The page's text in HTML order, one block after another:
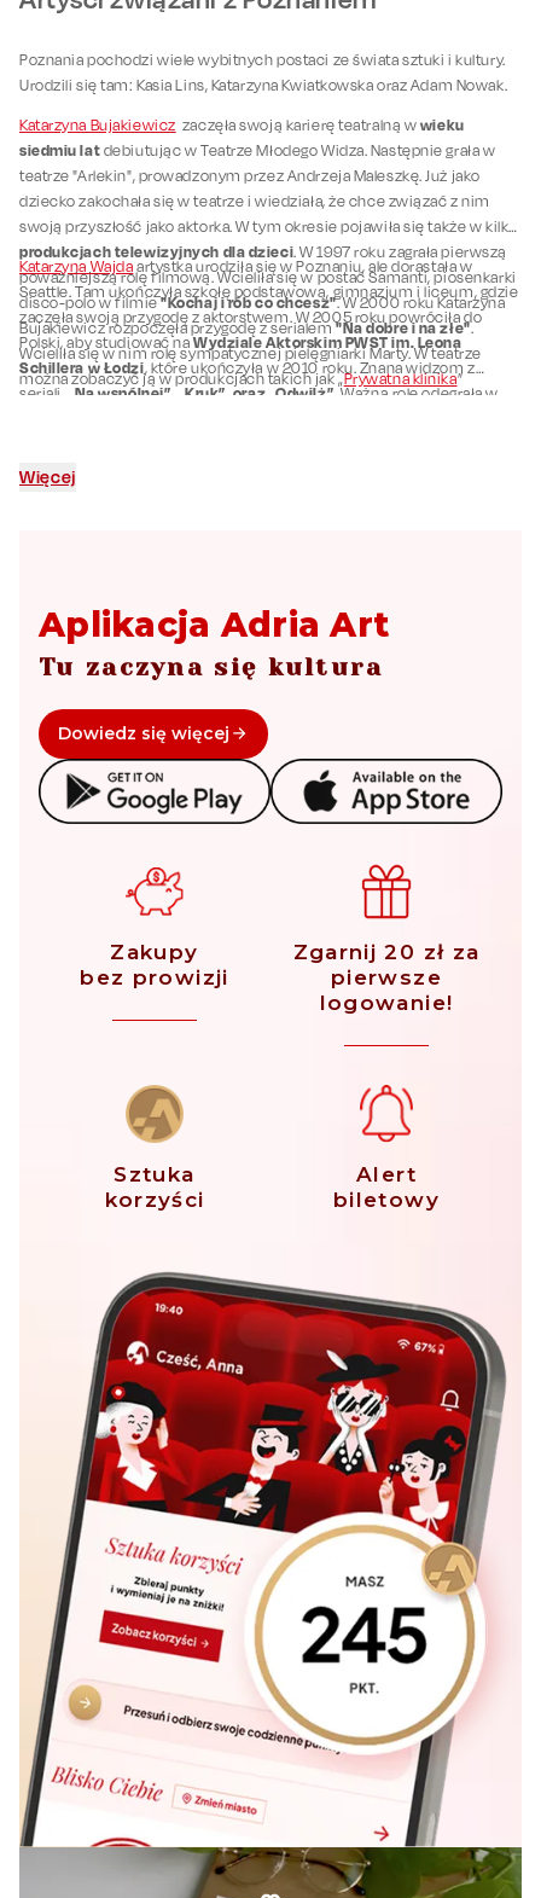
Poznania pochodzi wiele wybitnych postaci ze świata sztuki i kultury.
Urodzili się tam: Kasia Lins, Katarzyna Kwiatkowska oraz Adam Nowak.
Katarzyna Bujakiewicz zaczęła swoją karierę teatralną w wieku
siedmiu lat debiutując w Teatrze Młodego Widza. Następnie grała w
teatrze "Arlekin", prowadzonym przez Andrzeja Maleszkę. Już jako
dziecko zakochała się w teatrze i wiedziała, że chce związać z nim
swoją przyszłość jako aktorka. W tym okresie pojawiła się także w kilku
produkcjach telewizyjnych dla dzieci. W 1997 roku zagrała pierwszą
poważniejszą rolę filmową. Wcieliła się w postać Samanti, piosenkarki
disco-polo w filmie"Kochaj i rób co chcesz". W 2000 roku Katarzyna
Bujakiewicz rozpoczęła przygodę z serialem"Na dobre i na złe".
Wcieliła się w nim rolę sympatycznej pielęgniarki Marty. W teatrze
można zobaczyć ją w produkcjach takich jak „Prywatna klinika”
Katarzyna Wajda artystka urodziła się w Poznaniu, ale dorastała w
Seattle. Tam ukończyła szkołę podstawową, gimnazjum i liceum, gdzie
zaczęła swoją przygodę z aktorstwem. W 2005 roku powróciła do
Polski, aby studiować naWydziale Aktorskim PWST im. Leona
Schillera w Łodzi, które ukończyła w 2010 roku. Znana widzom z
seriali
„Na wspólnej”, „Kruk”, oraz „Odwilż”. Ważną rolę odegrała w
Więcej
Aplikacja Adria Art
Tu zaczyna się kultura
Dowiedz się więcej
Zakupy
bez prowizji
Zgarnij 20 zł za
pierwsze
logowanie!
Sztuka
korzyści
Alert
biletowy